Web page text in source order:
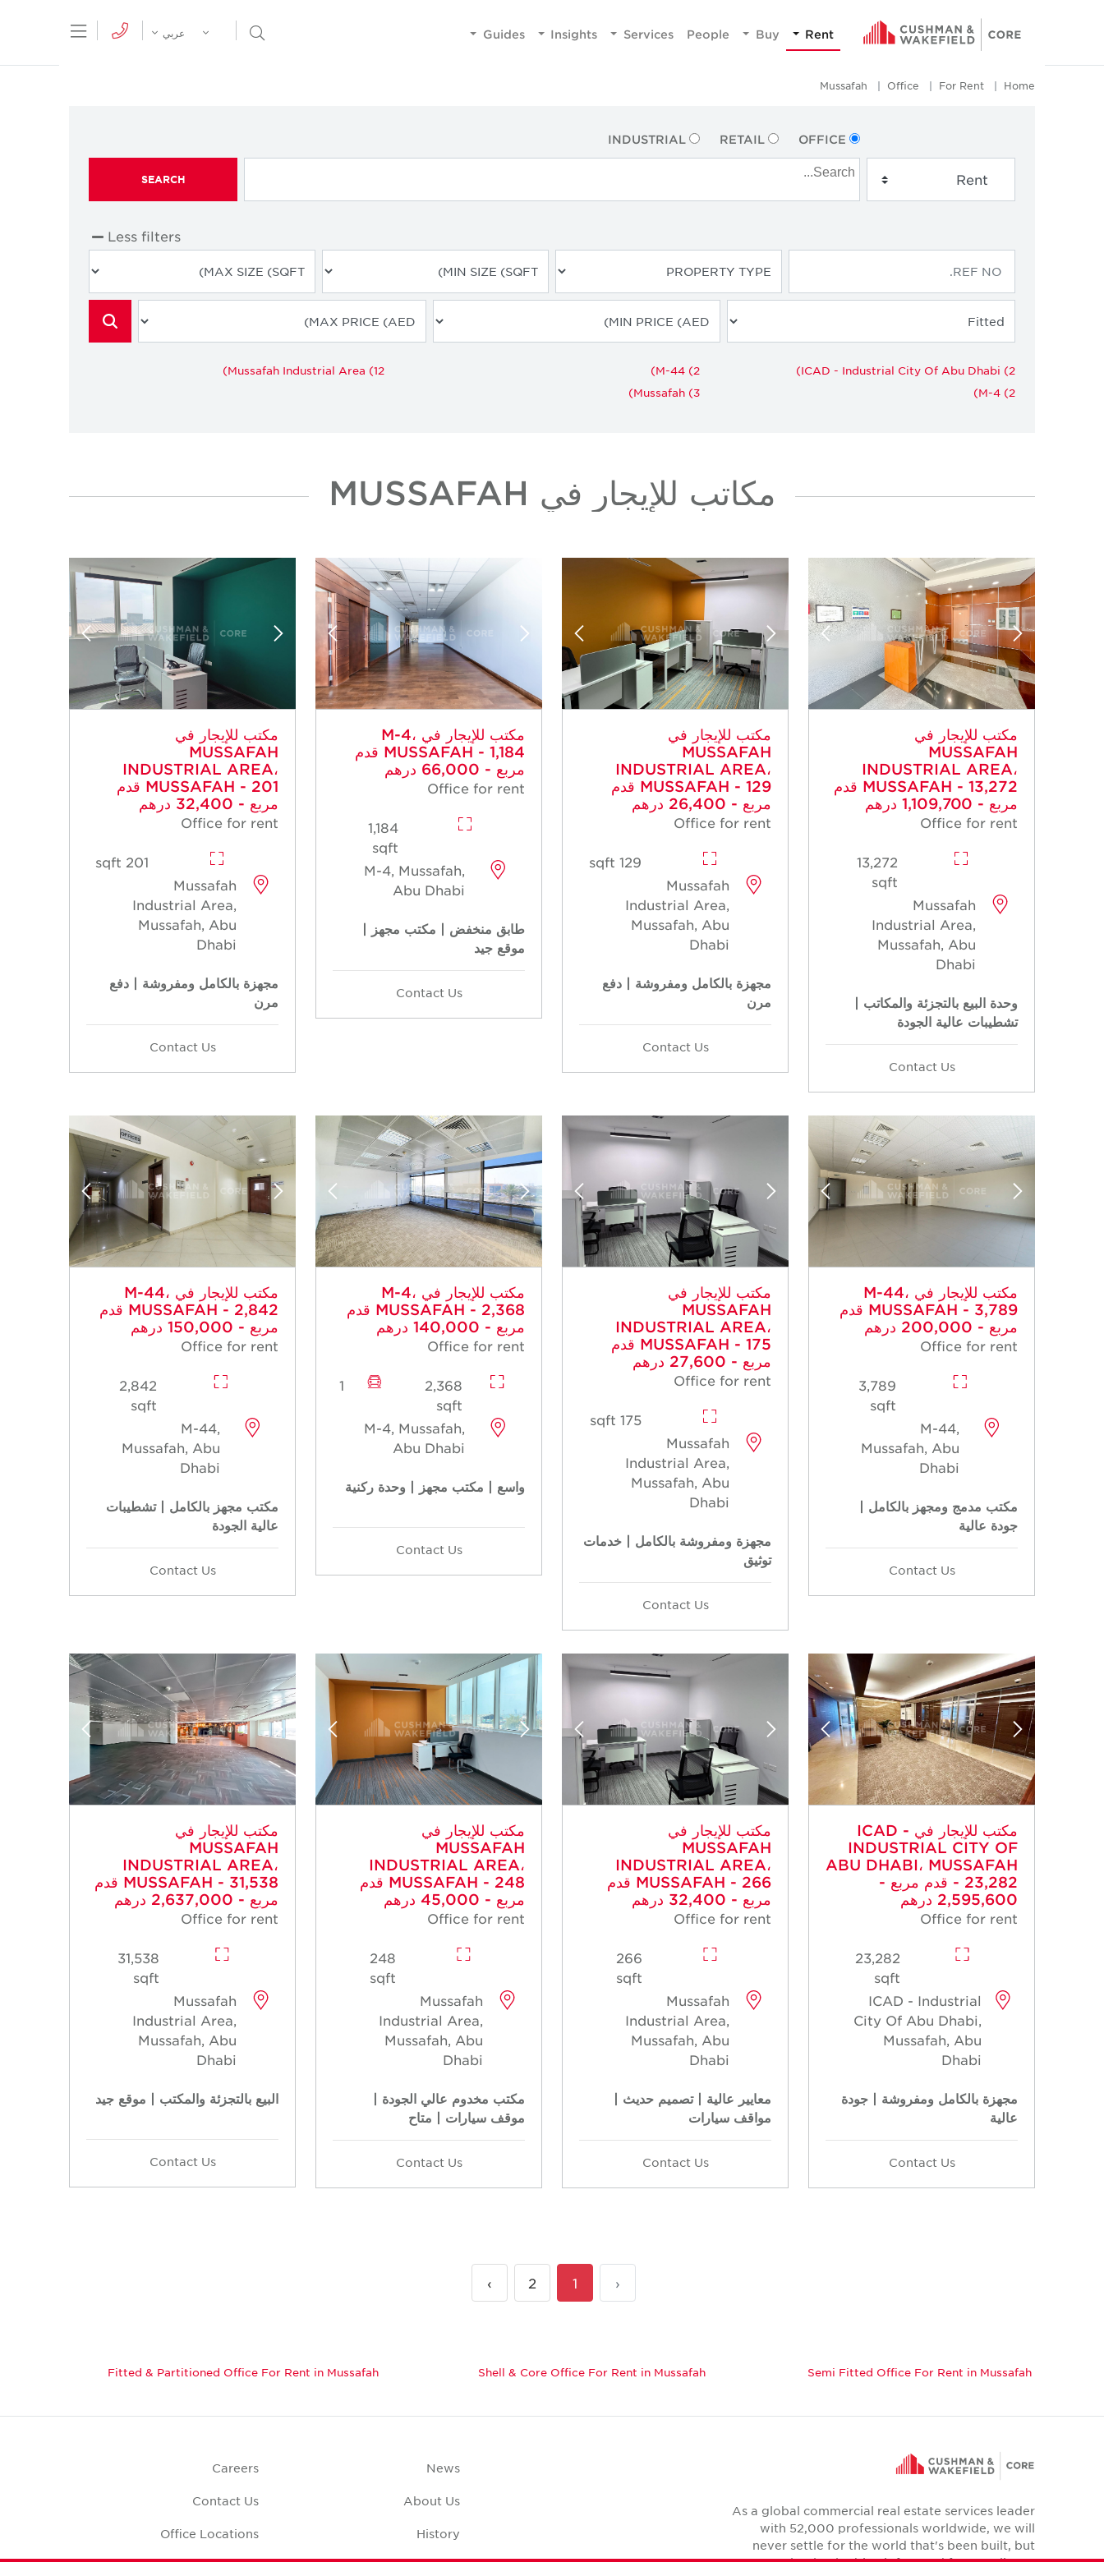
Rent
Buy
People
Services
Insights
Guides
Menu Open Search Menu
عربي
Home
For Rent
Office
Mussafah
OFFICE
RETAIL
INDUSTRIAL
SEARCH
Less filters
ICAD - Industrial City Of Abu Dhabi (2)
M-4 (2)
M-44 (2)
Mussafah (3)
Mussafah Industrial Area (12)
مكاتب للإيجار في MUSSAFAH
مكتب للإيجار في
MUSSAFAH
INDUSTRIAL AREA،
MUSSAFAH - 13,272 قدم
مربع - 1,109,700 درهم
Office for rent
13,272
sqft
Mussafah
Industrial Area,
Mussafah, Abu
Dhabi
وحدة البيع بالتجزئة والمكاتب |
تشطيبات عالية الجودة
Contact Us
مكتب للإيجار في
MUSSAFAH
INDUSTRIAL AREA،
MUSSAFAH - 129 قدم
مربع - 26,400 درهم
Office for rent
129 sqft
Mussafah
Industrial Area,
Mussafah, Abu
Dhabi
مجهزة بالكامل ومفروشة | دفع
مرن
Contact Us
مكتب للإيجار في M-4،
MUSSAFAH - 1,184 قدم
مربع - 66,000 درهم
Office for rent
1,184
sqft
M-4, Mussafah,
Abu Dhabi
طابق منخفض | مكتب مجهز |
موقع جيد
Contact Us
مكتب للإيجار في
MUSSAFAH
INDUSTRIAL AREA،
MUSSAFAH - 201 قدم
مربع - 32,400 درهم
Office for rent
201 sqft
Mussafah
Industrial Area,
Mussafah, Abu
Dhabi
مجهزة بالكامل ومفروشة | دفع
مرن
Contact Us
مكتب للإيجار في M-44،
MUSSAFAH - 3,789 قدم
مربع - 200,000 درهم
Office for rent
3,789
sqft
M-44,
Mussafah, Abu
Dhabi
مكتب مدمج ومجهز بالكامل |
جودة عالية
Contact Us
مكتب للإيجار في
MUSSAFAH
INDUSTRIAL AREA،
MUSSAFAH - 175 قدم
مربع - 27,600 درهم
Office for rent
175 sqft
Mussafah
Industrial Area,
Mussafah, Abu
Dhabi
مجهزة ومفروشة بالكامل | خدمات
توثيق
Contact Us
مكتب للإيجار في M-4،
MUSSAFAH - 2,368 قدم
مربع - 140,000 درهم
Office for rent
2,368
sqft
1
M-4, Mussafah,
Abu Dhabi
واسع | مكتب مجهز | وحدة ركنية
Contact Us
مكتب للإيجار في M-44،
MUSSAFAH - 2,842 قدم
مربع - 150,000 درهم
Office for rent
2,842
sqft
M-44,
Mussafah, Abu
Dhabi
مكتب مجهز بالكامل | تشطيبات
عالية الجودة
Contact Us
مكتب للإيجار في ICAD -
INDUSTRIAL CITY OF
ABU DHABI، MUSSAFAH
- 23,282 قدم مربع -
2,595,600 درهم
Office for rent
23,282
sqft
ICAD - Industrial
City Of Abu Dhabi,
Mussafah, Abu
Dhabi
مجهزة بالكامل ومفروشة | جودة
عالية
Contact Us
مكتب للإيجار في
MUSSAFAH
INDUSTRIAL AREA،
MUSSAFAH - 266 قدم
مربع - 32,400 درهم
Office for rent
266
sqft
Mussafah
Industrial Area,
Mussafah, Abu
Dhabi
معايير عالية | تصميم حديث |
مواقف سيارات
Contact Us
مكتب للإيجار في
MUSSAFAH
INDUSTRIAL AREA،
MUSSAFAH - 248 قدم
مربع - 45,000 درهم
Office for rent
248
sqft
Mussafah
Industrial Area,
Mussafah, Abu
Dhabi
مكتب مخدوم عالي الجودة |
موقف سيارات | متاح
Contact Us
مكتب للإيجار في
MUSSAFAH
INDUSTRIAL AREA،
MUSSAFAH - 31,538 قدم
مربع - 2,637,000 درهم
Office for rent
31,538
sqft
Mussafah
Industrial Area,
Mussafah, Abu
Dhabi
البيع بالتجزئة والمكتب | موقع جيد
Contact Us
‹
1
2
›
Semi Fitted Office For Rent in Mussafah
Shell & Core Office For Rent in Mussafah
Fitted & Partitioned Office For Rent in Mussafah
As a global commercial real estate services leader
with 52,000 professionals worldwide, we will
never settle for the world that's been built, but
relentlessly drive it forward for our clients,
News
About Us
History
Case Studies
Careers
Contact Us
Office Locations
Corporate Social